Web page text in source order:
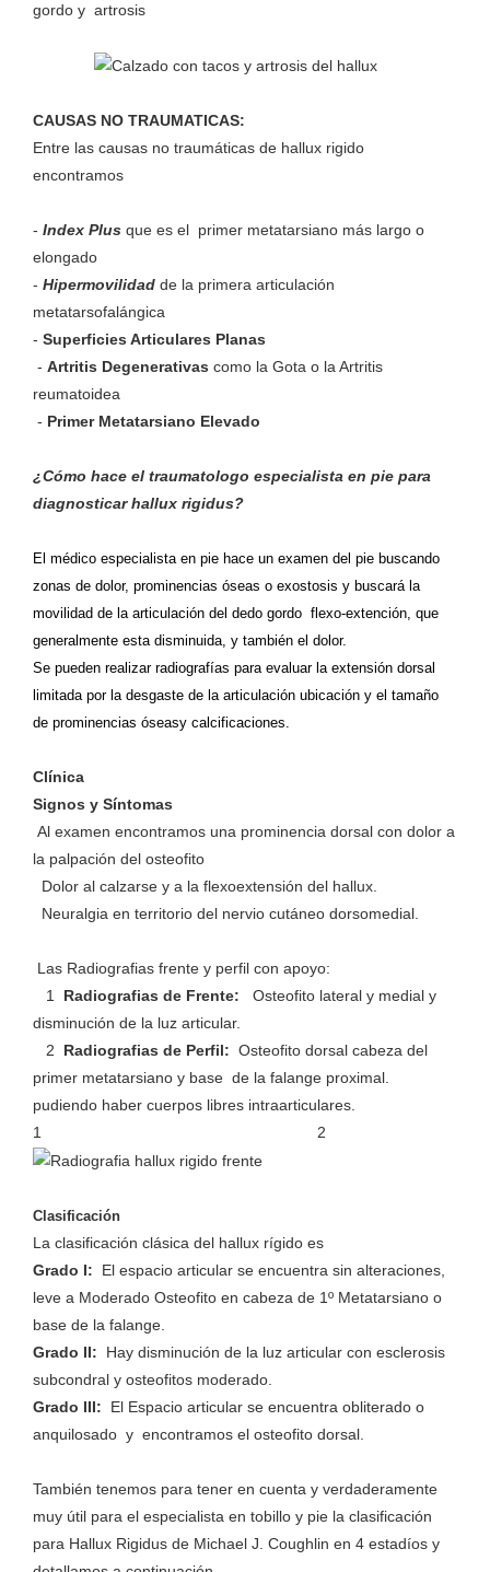
gordo y artrosis
CAUSAS NO TRAUMATICAS:
Entre las causas no traumáticas de hallux rigido
encontramos
- Index Plus que es el primer metatarsiano más largo o
elongado
- Hipermovilidad de la primera articulación
metatarsofalángica
- Superficies Articulares Planas
- Artritis Degenerativas como la Gota o la Artritis
reumatoidea
- Primer Metatarsiano Elevado
¿Cómo hace el traumatologo especialista en pie para
diagnosticar hallux rigidus?
El médico especialista en pie hace un examen del pie buscando
zonas de dolor, prominencias óseas o exostosis y buscará la
movilidad de la articulación del dedo gordo flexo-extención, que
generalmente esta disminuida, y también el dolor.
Se pueden realizar radiografías para evaluar la extensión dorsal
limitada por la desgaste de la articulación ubicación y el tamaño
de prominencias óseasy calcificaciones.
Clínica
Signos y Síntomas
Al examen encontramos una prominencia dorsal con dolor a
la palpación del osteofito
Dolor al calzarse y a la flexoextensión del hallux.
Neuralgia en territorio del nervio cutáneo dorsomedial.
Las Radiografias frente y perfil con apoyo:
1
Radiografias de Frente:
Osteofito lateral y medial y
disminución de la luz articular.
2 Radiografias de Perfil: Osteofito dorsal cabeza del
primer metatarsiano y base de la falange proximal.
pudiendo haber cuerpos libres intraarticulares.
1 2
Clasificación
La clasificación clásica del hallux rígido es
Grado I: El espacio articular se encuentra sin alteraciones,
leve a Moderado Osteofito en cabeza de 1º Metatarsiano o
base de la falange.
Grado II: Hay disminución de la luz articular con esclerosis
subcondral y osteofitos moderado.
Grado III: El Espacio articular se encuentra obliterado o
anquilosado y encontramos el osteofito dorsal.
También tenemos para tener en cuenta y verdaderamente
muy útil para el especialista en tobillo y pie la clasificación
para Hallux Rigidus de Michael J. Coughlin en 4 estadíos y